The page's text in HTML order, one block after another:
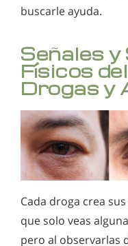
Información sobre el
inhalantes
Información acerca
La metadona y la
Signos y síntomas
Información sobre la
Información de
Sedantes - Signos y
buscarle ayuda.
Señales
Físicos
Drogas y
Cada droga crea
que solo veas
pero al observarlas